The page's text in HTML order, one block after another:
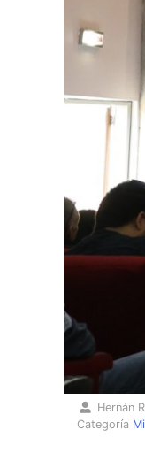
Hernán
Categoría